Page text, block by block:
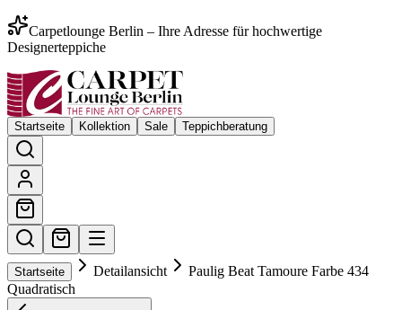
Carpetlounge Berlin – Ihre Adresse für hochwertige
Designerteppiche
Startseite Kollektion Sale Teppichberatung
Startseite Detailansicht
Paulig Beat Tamoure Farbe 434
Quadratisch